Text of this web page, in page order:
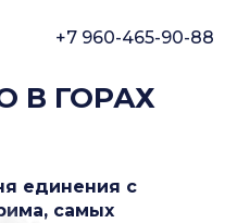
единения с
самых
В ГОРАХ
+7 960-465-90-88